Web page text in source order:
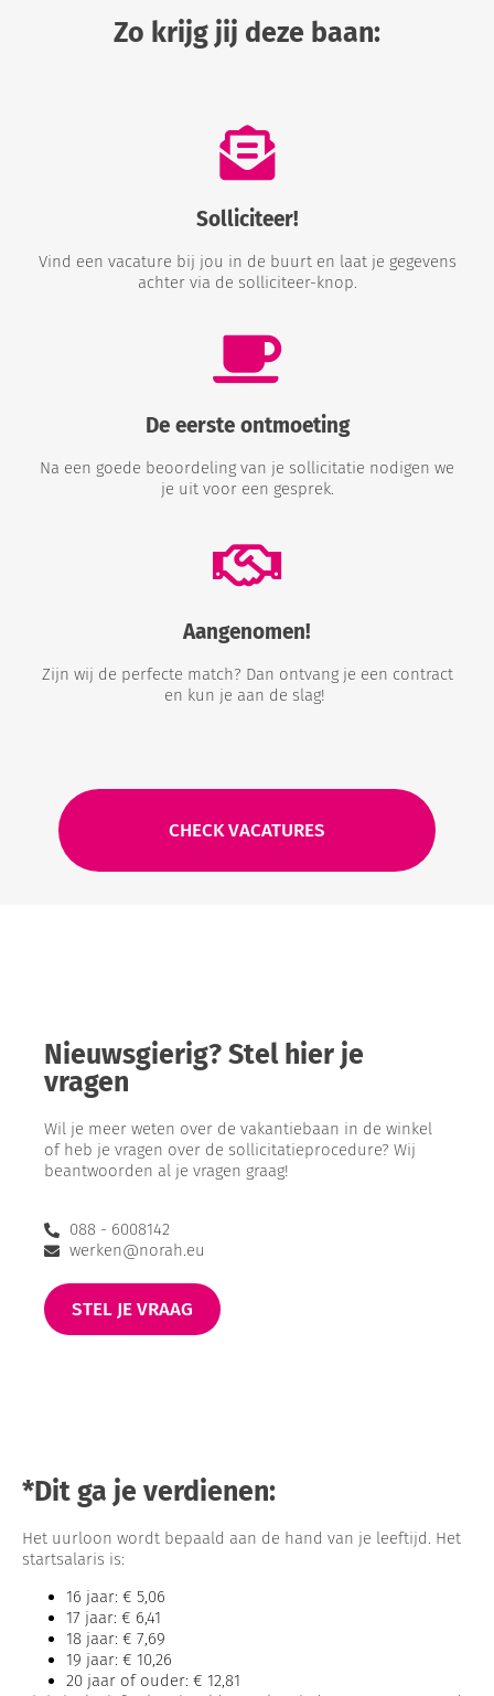
Zo krijg jij deze baan:
Solliciteer!
Vind een vacature bij jou in de buurt en laat je gegevens
achter via de solliciteer-knop.
De eerste ontmoeting
Na een goede beoordeling van je sollicitatie nodigen we
je uit voor een gesprek.
Aangenomen!
Zijn wij de perfecte match? Dan ontvang je een contract
en kun je aan de slag!
CHECK VACATURES
Nieuwsgierig? Stel hier je
vragen
Wil je meer weten over de vakantiebaan in de winkel
of heb je vragen over de sollicitatieprocedure? Wij
beantwoorden al je vragen graag!
088 - 6008142
werken@norah.eu
STEL JE VRAAG
*Dit ga je verdienen:
Het uurloon wordt bepaald aan de hand van je leeftijd. Het
startsalaris is:
16 jaar: € 5,06
17 jaar: € 6,41
18 jaar: € 7,69
19 jaar: € 10,26
20 jaar of ouder: € 12,81